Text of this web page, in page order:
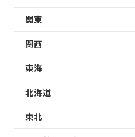
関東
関西
東海
北海道
東北